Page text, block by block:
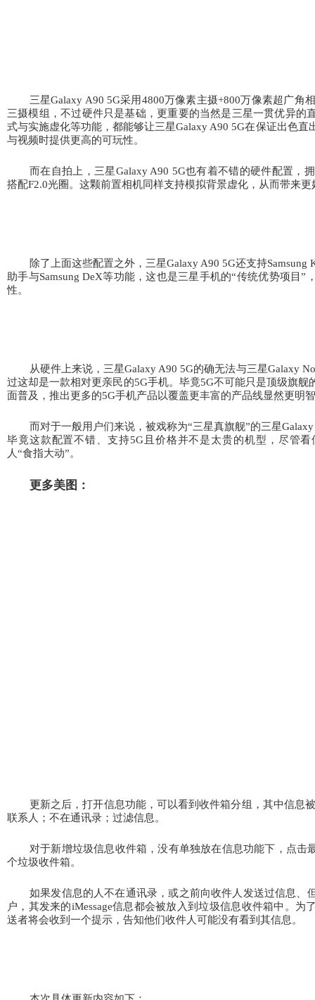
三星Galaxy A90 5G采用4800万像素主摄+800万像素超广角
三摄模组，不过硬件只是基础，更重要的当然是三星一贯优异的
式与实施虚化等功能，都能够让三星Galaxy A90 5G在保证出色直
与视频时提供更高的可玩性。
而在自拍上，三星Galaxy A90 5G也有着不错的硬件配置，
搭配F2.0光圈。这颗前置相机同样支持模拟背景虚化，从而带来更
除了上面这些配置之外，三星Galaxy A90 5G还支持Samsung
助手与Samsung DeX等功能，这也是三星手机的“传统优势项目”
性。
从硬件上来说，三星Galaxy A90 5G的确无法与三星Galaxy
过这却是一款相对更亲民的5G手机。毕竟5G不可能只是顶级旗舰
面普及，推出更多的5G手机产品以覆盖更丰富的产品线显然更明
而对于一般用户们来说，被戏称为“三星真旗舰”的三星
毕竟这款配置不错、支持5G且价格并不是太贵的机型，尽管看
人“食指大动”。
更多美图：
更新之后，打开信息功能，可以看到收件箱分组，其中信息
联系人；不在通讯录；过滤信息。
对于新增垃圾信息收件箱，没有单独放在信息功能下，点击
个垃圾收件箱。
如果发信息的人不在通讯录，或之前向收件人发送过信息、
户，其发来的iMessage信息都会被放入到垃圾信息收件箱中。为
送者将会收到一个提示，告知他们收件人可能没有看到其信息。